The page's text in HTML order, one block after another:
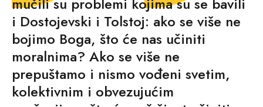
i Dostojevski i Tolstoj: ako se više ne
bojimo Boga, što će nas učiniti
moralnima? Ako se više ne
prepuštamo i nismo vođeni svetim,
kolektivnim i obvezujućim